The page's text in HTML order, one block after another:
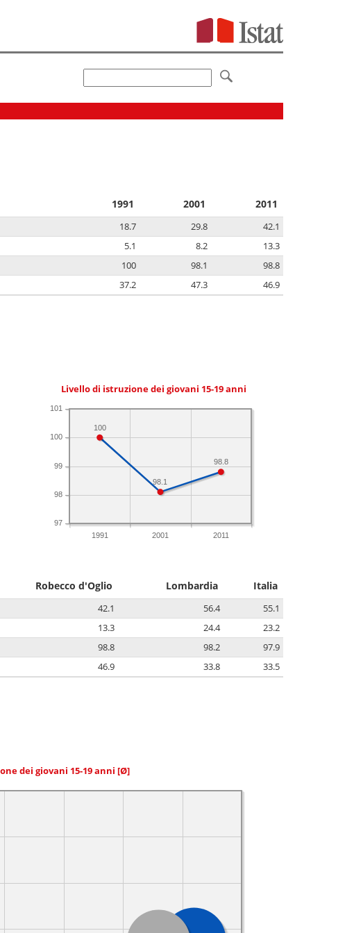
1991 2001 2011
18.7 29.8
42.1
5.1 8.2
13.3
100 98.1
98.8
37.2 47.3 46.9
Livello di istruzione dei giovani 15-19 anni
1991 2001 2011
97
98
99
100
101
98.8
98.1
100
Robecco d'Oglio Lombardia Italia
42.1 56.4
55.1
13.3 24.4
23.2
98.8 98.2
97.9
46.9 33.8 33.5
dei giovani 15-19 anni [Ø]